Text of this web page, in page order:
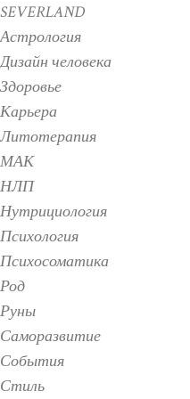
SEVERLAND
Астрология
Дизайн человека
Здоровье
Карьера
Литотерапия
МАК
НЛП
Нутрициология
Психология
Психосоматика
Род
Руны
Саморазвитие
События
Стиль